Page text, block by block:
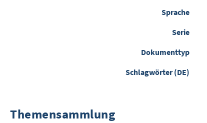
Sprache
Serie
Dokumenttyp
Schlagwörter (DE)
Themensammlung